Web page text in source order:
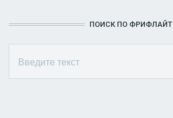
ПОИСК ПО ФРИФЛАЙТ